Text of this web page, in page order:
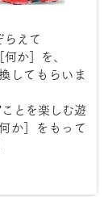
らえて
か］を、
してもらいま
とを楽しむ遊
か］をもって